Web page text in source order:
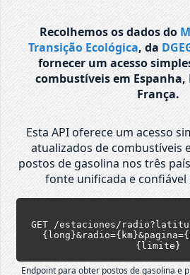
Recolhemos os dados do
Transição Ecológica, da
fornecer um acesso
combustíveis em
França.
Esta API oferece um acesso
atualizados de combustíveis
postos de gasolina nos três
fonte unificada e
GET /estaciones/
{limite}
Endpoint para obter postos de gasolina e